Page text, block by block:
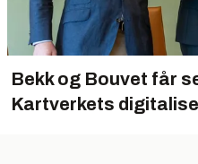
Bekk og Bouvet får
Kartverkets